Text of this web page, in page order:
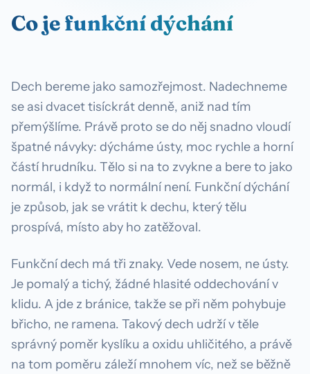
90%
lidí dýchá jinak, než by tělu
prospělo
Co je funkční dýchání
Dech bereme jako samozřejmost. Nadechneme
se asi dvacet tisíckrát denně, aniž nad tím
přemýšlíme. Právě proto se do něj snadno vloudí
špatné návyky: dýcháme ústy, moc rychle a horní
částí hrudníku. Tělo si na to zvykne a bere to jako
normál, i když to normální není. Funkční dýchání
je způsob, jak se vrátit k dechu, který tělu
prospívá, místo aby ho zatěžoval.
Funkční dech má tři znaky. Vede nosem, ne ústy.
Je pomalý a tichý, žádné hlasité oddechování v
klidu. A jde z bránice, takže se při něm pohybuje
břicho, ne ramena. Takový dech udrží v těle
správný poměr kyslíku a oxidu uhličitého, a právě
na tom poměru záleží mnohem víc, než se běžně